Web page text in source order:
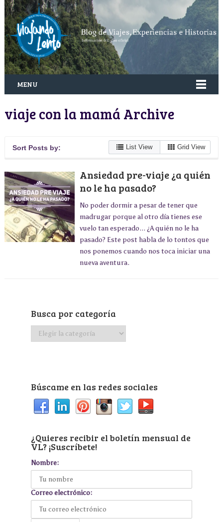
MENU
viaje con la mamá Archive
Sort Posts by: List View Grid View
Ansiedad pre-viaje ¿a quién
no le ha pasado?
No poder dormir a pesar de tener que
madrugar porque al otro día tienes ese
vuelo tan esperado... ¿A quién no le ha
pasado? Este post habla de lo tontos que
nos ponemos cuando nos toca iniciar una
nueva aventura.
Busca por categoría
Busca
Búscame en las redes sociales
¿Quieres recibir el boletín mensual de
VL? ¡Suscríbete!
Nombre:
Correo electrónico: